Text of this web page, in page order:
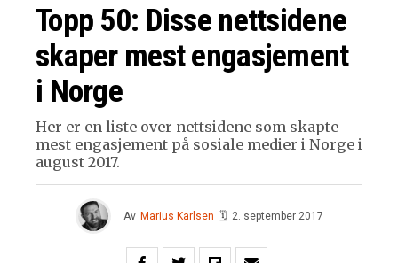
Topp 50: Disse nettsidene
skaper mest engasjement
i Norge
Her er en liste over nettsidene som skapte
mest engasjement på sosiale medier i Norge i
august 2017.
Av Marius Karlsen 🗓 2. september 2017